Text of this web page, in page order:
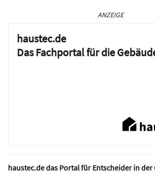
ANZEIGE
haustec.de
Das Fachportal für die
haustec.de das Portal für Entscheider in